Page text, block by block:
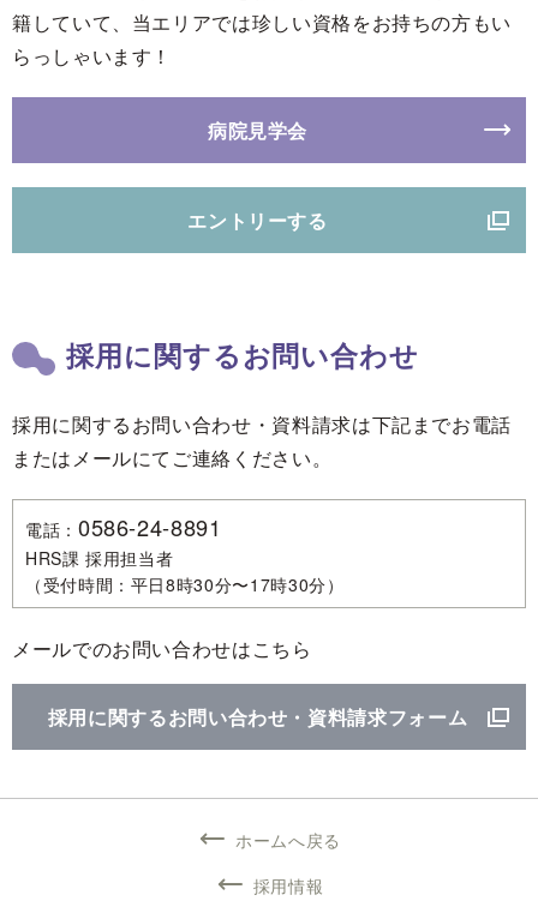
籍していて、当エリアでは珍しい資格をお持ちの方もい
らっしゃいます！
病院見学会
エントリーする
採用に関するお問い合わせ
採用に関するお問い合わせ・資料請求は下記までお電話
またはメールにてご連絡ください。
電話： 0586-24-8891
HRS課 採用担当者
（受付時間：平日8時30分〜17時30分）
メールでのお問い合わせはこちら
採用に関するお問い合わせ・資料請求フォーム
採用情報
ホームへ戻る